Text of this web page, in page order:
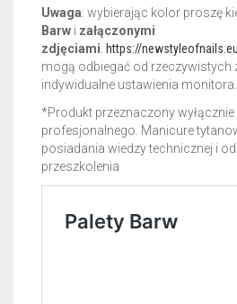
Uwaga: wybierając kolor proszę
Barw i załączonymi
zdjęciami https://
mogą odbiegać od rzeczywistych
indywidualne ustawienia monitora.
*Produkt przeznaczony wyłącznie
profesjonalnego. Manicure
posiadania wiedzy technicznej i
przeszkolenia